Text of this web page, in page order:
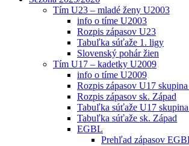
Tím U23 – mladé ženy U2003
info o tíme U2003
Rozpis zápasov U23
Tabuľka súťaže 1. ligy
Slovenský pohár žien
Tím U17 – kadetky U2009
info o tíme U2009
Rozpis zápasov U17
Rozpis zápasov sk. Západ
Tabuľka súťaže U17
Tabuľka súťaže sk. Západ
EGBL
Prehľad zápasov